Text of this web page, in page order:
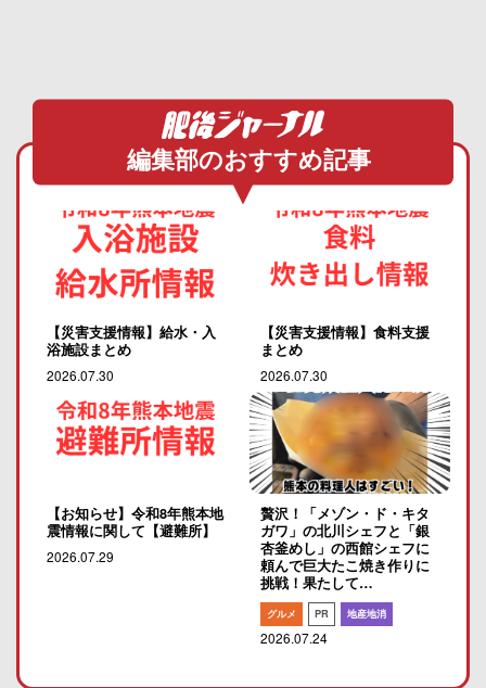
編集部のおすすめ記事
【災害支援情報】給水・入
浴施設まとめ
2026.07.30
【災害支援情報】食料支援
まとめ
2026.07.30
【お知らせ】令和8年熊本地
震情報に関して【避難所】
2026.07.29
贅沢！「メゾン・ド・キタ
ガワ」の北川シェフと「銀
杏釜めし」の西館シェフに
頼んで巨大たこ焼き作りに
挑戦！果たして…
グルメ PR 地産地消
2026.07.24